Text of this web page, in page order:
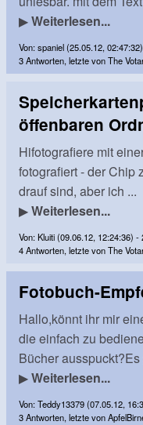
▶Weiterlesen...
Von: spaniel (25.05.12,
3 Antworten, letzte von The
öffenbaren
Hifotografiere mit
fotografiert - der Chip
drauf sind, aber ich ...
▶Weiterlesen...
Von: Kluiti (09.06.12, 12:24:36) -
4 Antworten, letzte von The
Fotobuch-
Hallo,könnt ihr mir
die einfach zu
Bücher ausspuckt?Es
▶Weiterlesen...
Von: Teddy13379 (07.05.12,
3 Antworten, letzte von